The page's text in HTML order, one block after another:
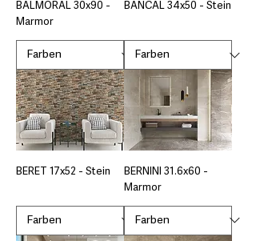
BALMORAL 30x90 -
Marmor
BANCAL 34x50 - Stein
BERET 17x52 - Stein
BERNINI 31.6x60 -
Marmor